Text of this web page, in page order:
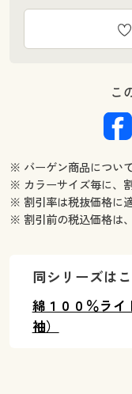
こ
※ バーゲン商品につい
※ カラーサイズ毎に、
※ 割引率は税抜価格に
※ 割引前の税込価格は
同シリーズは
綿１００％ライ
袖）